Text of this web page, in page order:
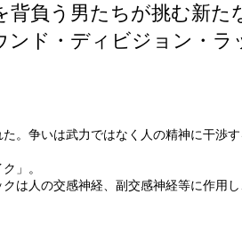
負う男たちが挑む新た
ンド・ディビジョン・ラ
。争いは武力ではなく人の精神に干渉
」。
は人の交感神経、副交感神経等に作用